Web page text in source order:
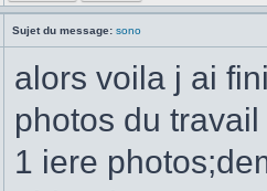
Sujet du message: sono
alors voila j ai
photos du
1 iere